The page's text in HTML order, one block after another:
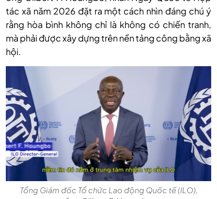
tác xã năm 2026 đặt ra một cách nhìn đáng chú ý
rằng hòa bình không chỉ là không có chiến tranh,
mà phải được xây dựng trên nền tảng công bằng xã
hội.
Tổng Giám đốc Tổ chức Lao động Quốc tế (ILO),